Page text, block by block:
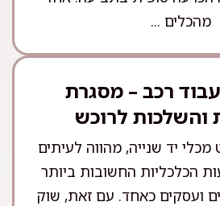
מהכלים ...
רכב – מסגרת
לרוכש
יד שנייה, מהווה לעיתים
הכלכליות החשובות ביותר
ועסקים כאחד. עם זאת, שוק